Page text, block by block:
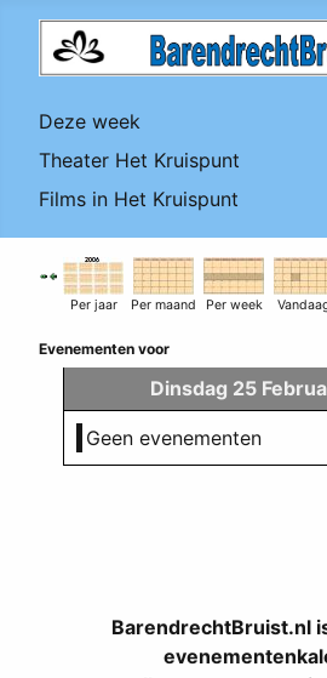
Deze week
Theater Het Kruispunt
Films in Het Kruispunt
Per jaar Per maand Per week
Evenementen voor
Dinsdag 25
Geen evenementen
BarendrechtBruist.nl